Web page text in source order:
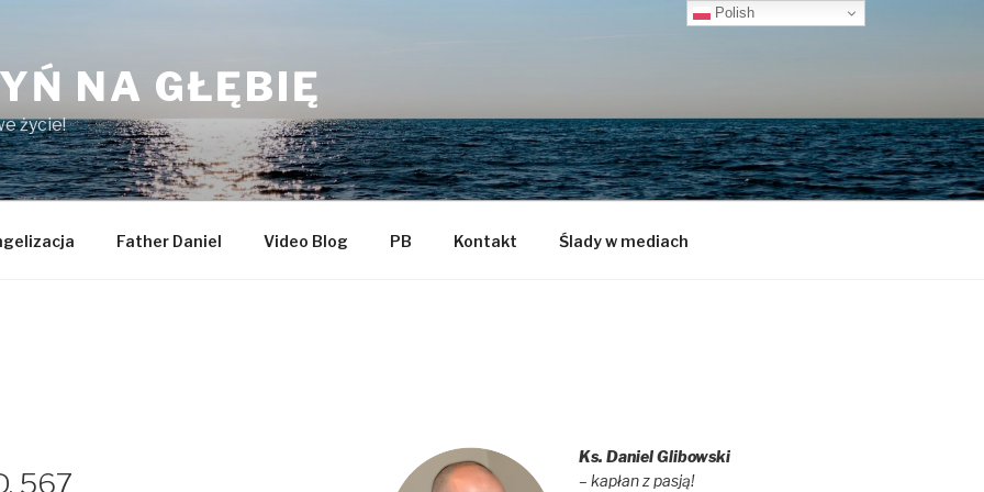
NA GŁĘBIĘ
życie!
Father Daniel Video Blog PB Kontakt Ślady w mediach
567
Ks. Daniel Glibowski
– kapłan z pasją!
Polish